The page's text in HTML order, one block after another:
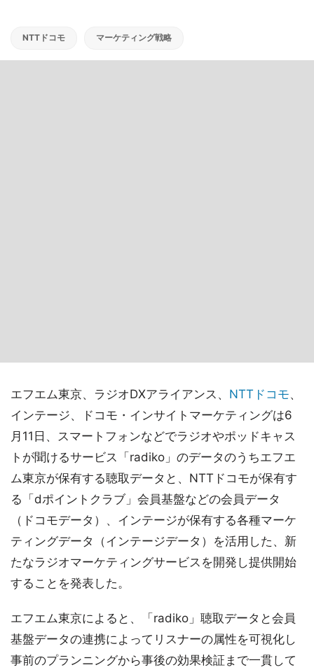
NTTドコモ マーケティング戦略
エフエム東京、ラジオDXアライアンス、 NTTドコモ、
インテージ、ドコモ・インサイトマーケティングは6
月11日、スマートフォンなどでラジオやポッドキャス
トが聞けるサービス「radiko」のデータのうちエフエ
ム東京が保有する聴取データと、NTTドコモが保有す
る「dポイントクラブ」会員基盤などの会員データ
（ドコモデータ）、インテージが保有する各種マーケ
ティングデータ（インテージデータ）を活用した、新
たなラジオマーケティングサービスを開発し提供開始
することを発表した。
エフエム東京によると、「radiko」聴取データと会員
基盤データの連携によってリスナーの属性を可視化し
事前のプランニングから事後の効果検証まで一貫して